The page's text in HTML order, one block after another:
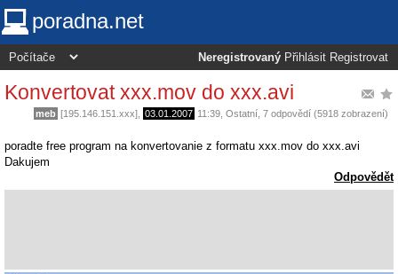
poradna.net
Neregistrovaný Přihlásit Registrovat
Konvertovat xxx.mov do xxx.avi
meb [195.146.151.xxx], 03.01.2007 11:39 Ostatní , 7 odpovědí (5918 zobrazení)
poradte free program na konvertovanie z formatu xxx.mov do xxx.avi
Dakujem
Odpovědět